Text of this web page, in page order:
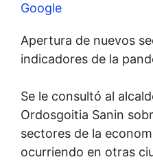
Google
Apertura de nuevos
indicadores de la
Se le consultó al
Ordosgoitia Sanin
sectores de la
ocurriendo en otras